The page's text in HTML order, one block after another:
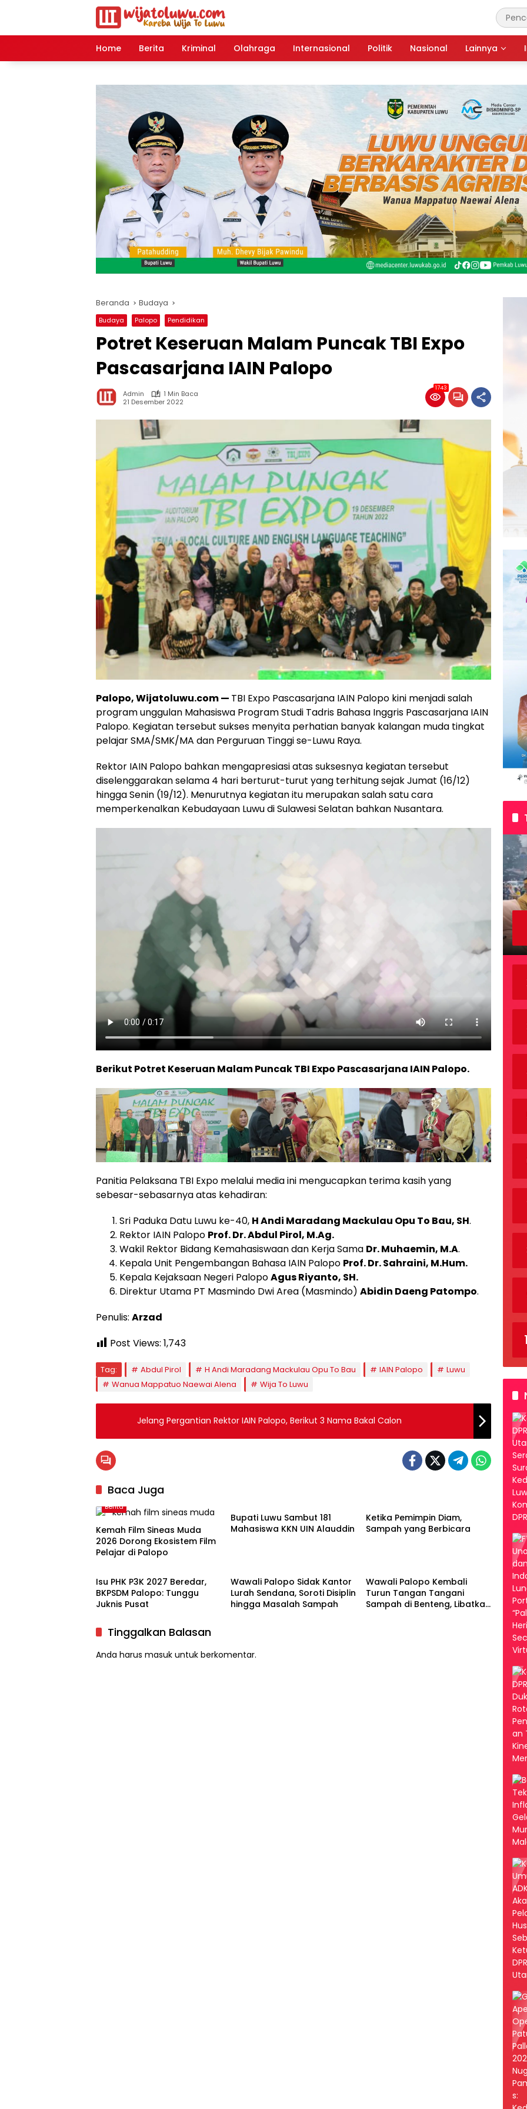
Home
Berita Kriminal Olahraga Internasional Politik Nasional Lainnya
Beranda Budaya
Budaya Palopo Pendidikan
Potret Keseruan Malam Puncak TBI Expo
Pascasarjana IAIN Palopo
Admin
1 Min Baca
21 Desember 2022
1743
Palopo, Wijatoluwu.com — TBI Expo Pascasarjana IAIN Palopo kini menjadi salah
program unggulan Mahasiswa Program Studi Tadris Bahasa Inggris Pascasarjana IAIN
Palopo. Kegiatan tersebut sukses menyita perhatian banyak kalangan muda tingkat
pelajar SMA/SMK/MA dan Perguruan Tinggi se-Luwu Raya.
Rektor IAIN Palopo bahkan mengapresiasi atas suksesnya kegiatan tersebut
diselenggarakan selama 4 hari berturut-turut yang terhitung sejak Jumat (16/12)
hingga Senin (19/12). Menurutnya kegiatan itu merupakan salah satu cara
memperkenalkan Kebudayaan Luwu di Sulawesi Selatan bahkan Nusantara.
Berikut Potret Keseruan Malam Puncak TBI Expo Pascasarjana IAIN Palopo.
Panitia Pelaksana TBI Expo melalui media ini mengucapkan terima kasih yang
sebesar-sebasarnya atas kehadiran:
Sri Paduka Datu Luwu ke-40, H Andi Maradang Mackulau Opu To Bau, SH.
Rektor IAIN Palopo Prof. Dr. Abdul Pirol, M.Ag.
Wakil Rektor Bidang Kemahasiswaan dan Kerja Sama Dr. Muhaemin, M.A.
Kepala Unit Pengembangan Bahasa IAIN Palopo Prof. Dr. Sahraini, M.Hum.
Kepala Kejaksaan Negeri PalopoAgus Riyanto, SH.
Direktur Utama PT Masmindo Dwi Area (Masmindo) Abidin Daeng Patompo.
Penulis: Arzad
Post Views: 1,743
Tag: Abdul Pirol H Andi Maradang Mackulau Opu To Bau IAIN Palopo
Luwu
Wanua Mappatuo Naewai Alena
Wija To Luwu
Jelang Pergantian Rektor IAIN Palopo, Berikut 3 Nama Bakal Calon
Baca Juga
Berita
Kemah Film Sineas Muda
2026 Dorong Ekosistem Film
Pelajar di Palopo
Bupati Luwu Sambut 181
Mahasiswa KKN UIN Alauddin
Ketika Pemimpin Diam,
Sampah yang Berbicara
Palopo
Isu PHK P3K 2027 Beredar,
BKPSDM Palopo: Tunggu
Juknis Pusat
Wawali Palopo Sidak Kantor
Lurah Sendana, Soroti Disiplin
hingga Masalah Sampah
Wawali Palopo Kembali
Turun Tangan Tangani
Sampah di Benteng, Libatkan
Tinggalkan Balasan
Anda harus masuk untuk berkomentar.